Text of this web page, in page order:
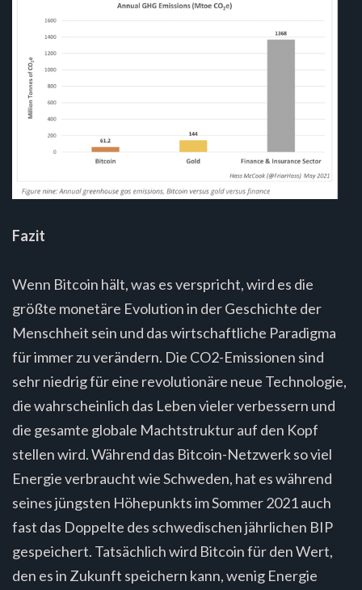
Fazit
Wenn Bitcoin hält, was es verspricht, wird es die
größte monetäre Evolution in der Geschichte der
Menschheit sein und das wirtschaftliche Paradigma
für immer zu verändern. Die CO2-Emissionen sind
sehr niedrig für eine revolutionäre neue Technologie,
die wahrscheinlich das Leben vieler verbessern und
die gesamte globale Machtstruktur auf den Kopf
stellen wird. Während das Bitcoin-Netzwerk so viel
Energie verbraucht wie Schweden, hat es während
seines jüngsten Höhepunkts im Sommer 2021 auch
fast das Doppelte des schwedischen jährlichen BIP
gespeichert. Tatsächlich wird Bitcoin für den Wert,
den es in Zukunft speichern kann, wenig Energie